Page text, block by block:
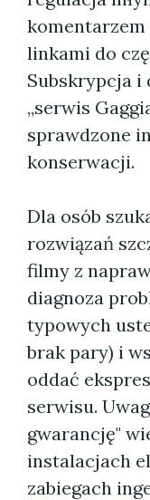
komentarzem
linkami do
Subskrypcja
„serwis
sprawdzone
konserwacji.
Dla osób
rozwiązań
filmy z
diagnoza
typowych
brak pary) i
oddać
serwisu.
gwarancję"
instalacjach
zabiegach